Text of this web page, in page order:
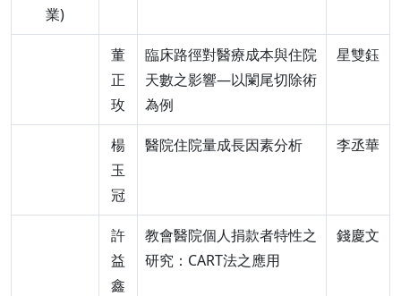
業)
董
正
玫
臨床路徑對醫療成本與住院
天數之影響—以闌尾切除術
為例
星雙鈺
楊
玉
冠
醫院住院量成長因素分析 李丞華
許
益
鑫
教會醫院個人捐款者特性之
研究：CART法之應用
錢慶文